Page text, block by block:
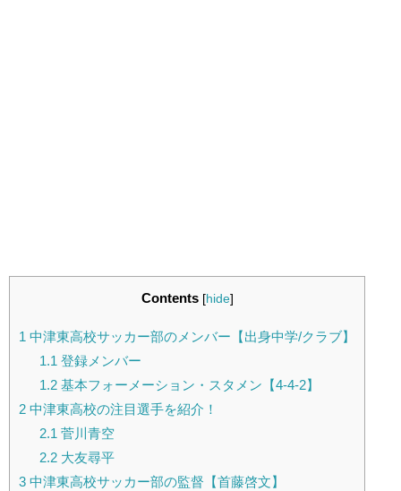
Contents [hide]
1 中津東高校サッカー部のメンバー【出身中学/クラブ】
1.1 登録メンバー
1.2基本フォーメーション・スタメン【4-4-2】
2 中津東高校の注目選手を紹介！
2.1 菅川青空
2.2大友尋平
3 中津東高校サッカー部の監督【首藤啓文】